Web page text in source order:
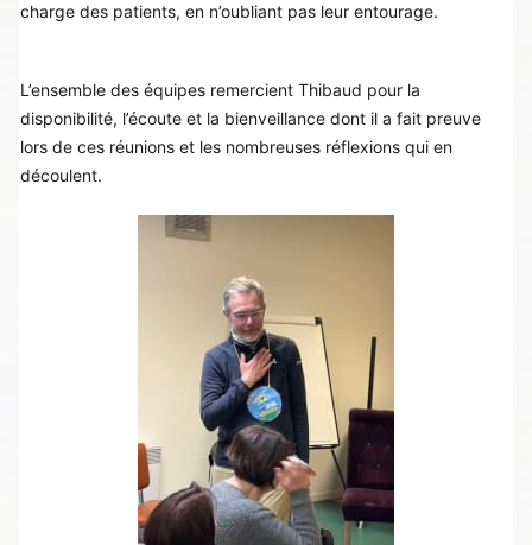
charge des patients, en n’oubliant pas leur entourage.
L’ensemble des équipes remercient Thibaud pour la
disponibilité, l’écoute et la bienveillance dont il a fait preuve
lors de ces réunions et les nombreuses réflexions qui en
découlent.